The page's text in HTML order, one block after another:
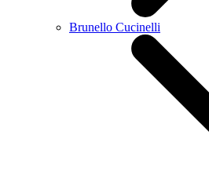
Brunello Cucinelli